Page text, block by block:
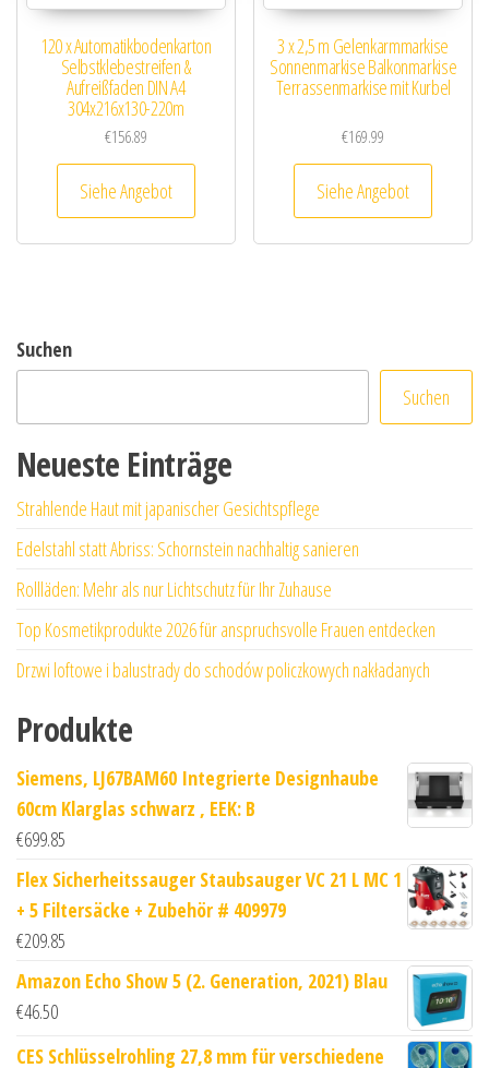
120 x Automatikbodenkarton
Selbstklebestreifen &
Aufreißfaden DIN A4
304x216x130-220m
€156.89
Siehe Angebot
3 x 2,5 m Gelenkarmmarkise
Sonnenmarkise Balkonmarkise
Terrassenmarkise mit Kurbel
€169.99
Siehe Angebot
Suchen
Suchen
Neueste Einträge
Strahlende Haut mit japanischer Gesichtspflege
Edelstahl statt Abriss: Schornstein nachhaltig sanieren
Rollläden: Mehr als nur Lichtschutz für Ihr Zuhause
Top Kosmetikprodukte 2026 für anspruchsvolle Frauen entdecken
Drzwi loftowe i balustrady do schodów policzkowych nakładanych
Produkte
Siemens, LJ67BAM60 Integrierte Designhaube
60cm Klarglas schwarz , EEK: B
€699.85
Flex Sicherheitssauger Staubsauger VC 21 L MC 1
+ 5 Filtersäcke + Zubehör # 409979
€209.85
Amazon Echo Show 5 (2. Generation, 2021) Blau
€46.50
CES Schlüsselrohling 27,8 mm für verschiedene